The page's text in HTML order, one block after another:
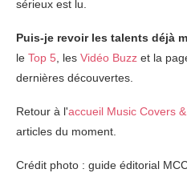
sérieux est lu.
Puis-je revoir les talents déjà
le Top 5, les Vidéo Buzz et la
dernières découvertes.
Retour à l'accueil Music Covers
articles du moment.
Crédit photo : guide éditorial